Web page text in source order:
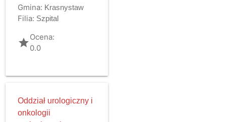
Gmina: Krasnystaw
Filia: Szpital
gradeOcena:
0.0
Oddział urologiczny i
onkologii